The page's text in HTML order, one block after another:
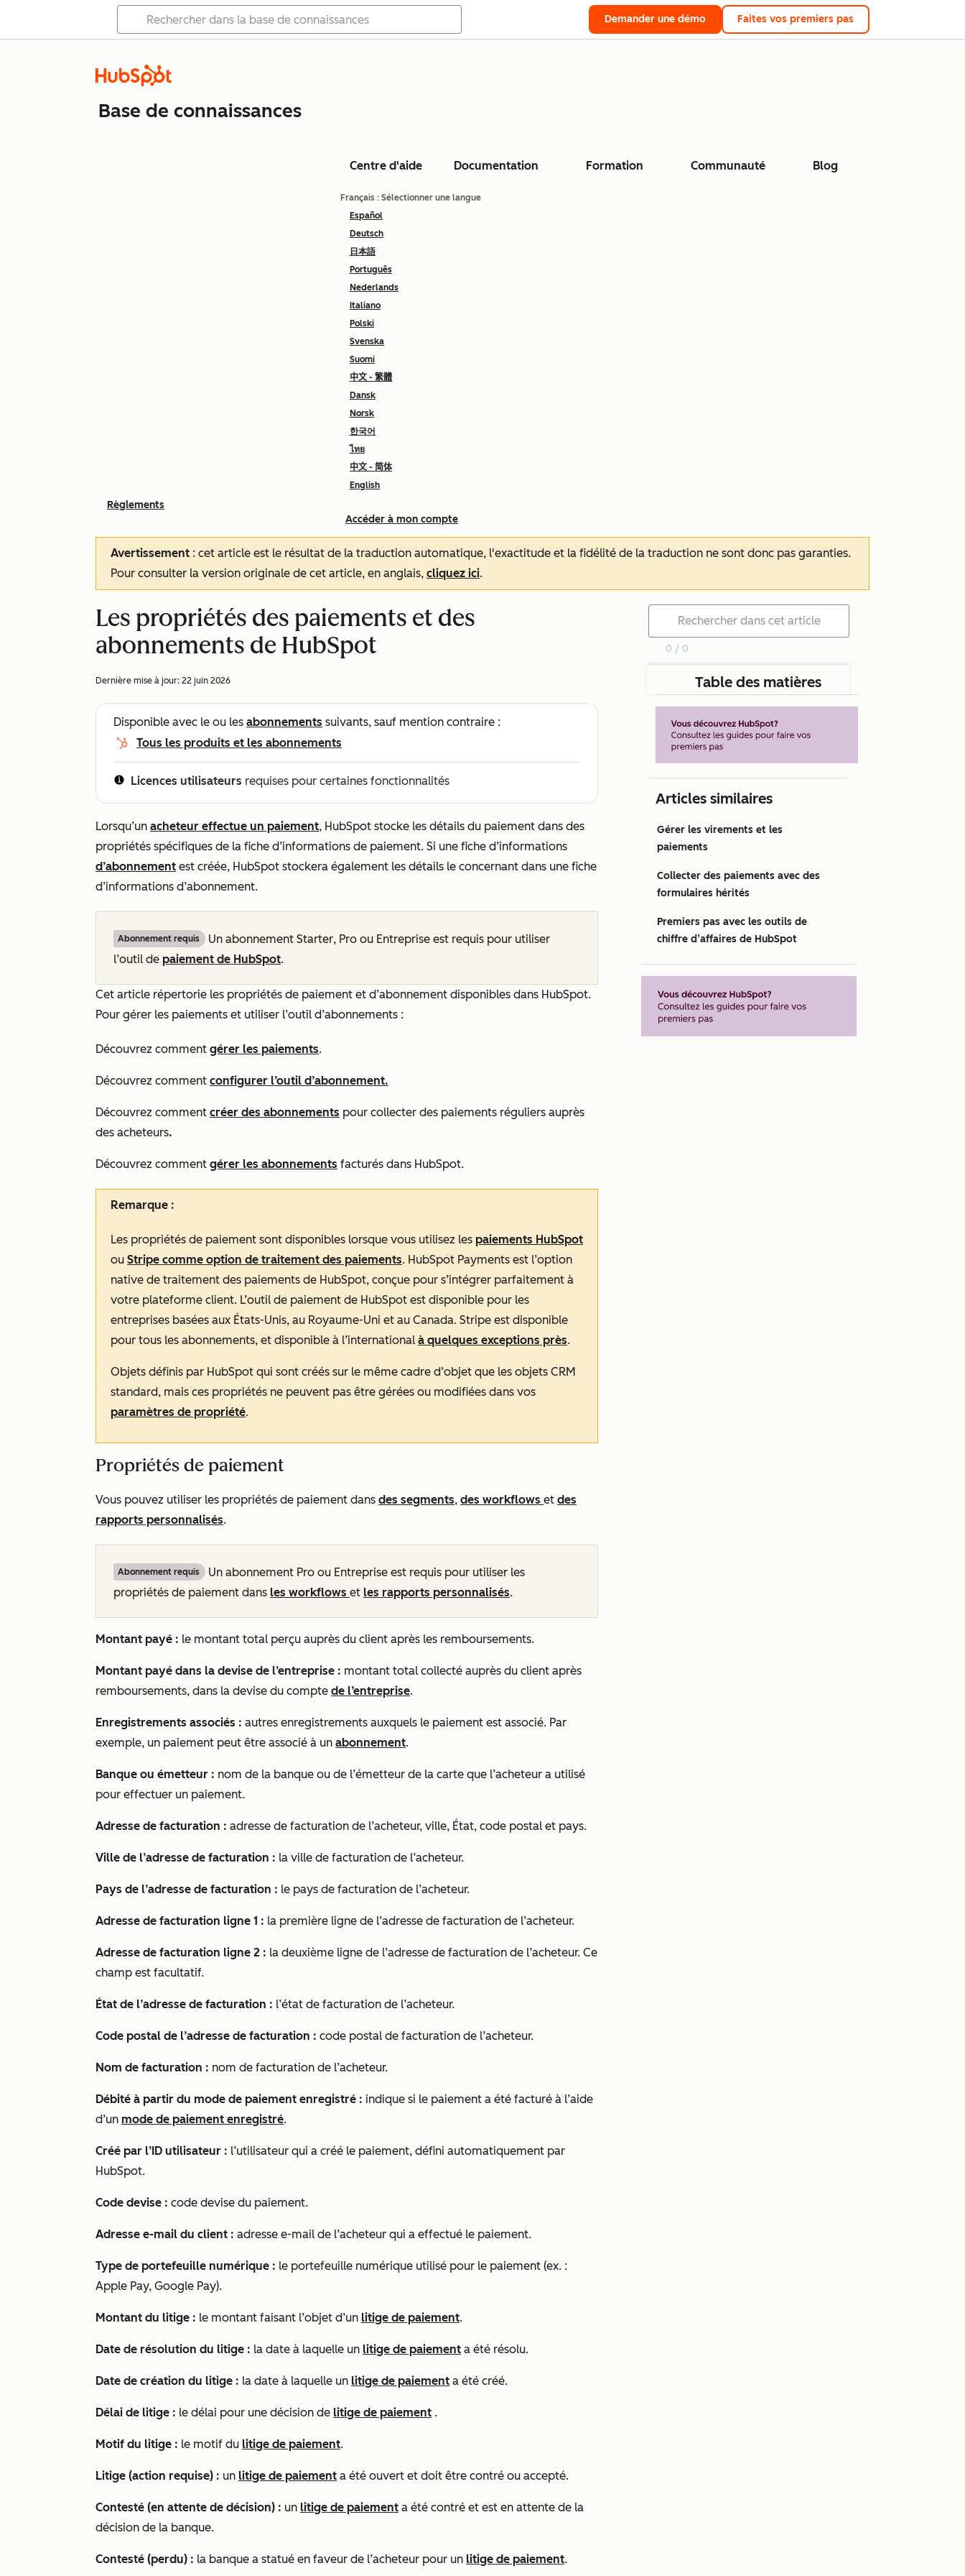
Demander une démo Faites vos premiers pas
Base de connaissances
Centre d'aide Documentation Formation Communauté Blog
Français : Sélectionner une langue
Español
Deutsch
日本語
Português
Nederlands
Italiano
Polski
Svenska
Suomi
中文 - 繁體
Dansk
Norsk
한국어
ไทย
中文 - 简体
English
Accéder à mon compte
Règlements
Avertissement : cet article est le résultat de la traduction automatique, l'exactitude et la fidélité de la traduction ne sont donc pas garanties.
Pour consulter la version originale de cet article, en anglais, cliquez ici.
Les propriétés des paiements et des
abonnements de HubSpot
Dernière mise à jour: 22 juin 2026
Disponible avec le ou les abonnements suivants, sauf mention contraire :
Tous les produits et les abonnements
Licences utilisateurs requises pour certaines fonctionnalités
Lorsqu’un acheteur effectue un paiement, HubSpot stocke les détails du paiement dans des
propriétés spécifiques de la fiche d’informations de paiement. Si une fiche d’informations
d’abonnement est créée, HubSpot stockera également les détails le concernant dans une fiche
d’informations d’abonnement.
Abonnement requis Un abonnement Starter, Pro ou Entreprise est requis pour utiliser
l’outil de paiement de HubSpot.
Cet article répertorie les propriétés de paiement et d’abonnement disponibles dans HubSpot.
Pour gérer les paiements et utiliser l’outil d’abonnements :
Découvrez comment gérer les paiements.
Découvrez comment configurer l’outil d’abonnement.
Découvrez comment créer des abonnements pour collecter des paiements réguliers auprès
des acheteurs.
Découvrez comment gérer les abonnements facturés dans HubSpot.
Remarque :
Les propriétés de paiement sont disponibles lorsque vous utilisez les paiements HubSpot
ou Stripe comme option de traitement des paiements. HubSpot Payments est l’option
native de traitement des paiements de HubSpot, conçue pour s’intégrer parfaitement à
votre plateforme client. L’outil de paiement de HubSpot est disponible pour les
entreprises basées aux États-Unis, au Royaume-Uni et au Canada. Stripe est disponible
pour tous les abonnements, et disponible à l’international à quelques exceptions près.
Objets définis par HubSpot qui sont créés sur le même cadre d’objet que les objets CRM
standard, mais ces propriétés ne peuvent pas être gérées ou modifiées dans vos
paramètres de propriété.
Propriétés de paiement
Vous pouvez utiliser les propriétés de paiement dans des segments, des workflows et des
rapports personnalisés.
Abonnement requis Un abonnement Pro ou Entreprise est requis pour utiliser les
propriétés de paiement dans les workflows et les rapports personnalisés.
Montant payé : le montant total perçu auprès du client après les remboursements.
Montant payé dans la devise de l’entreprise : montant total collecté auprès du client après
remboursements, dans la devise du compte de l’entreprise.
Enregistrements associés : autres enregistrements auxquels le paiement est associé. Par
exemple, un paiement peut être associé à un abonnement.
Banque ou émetteur : nom de la banque ou de l’émetteur de la carte que l’acheteur a utilisé
pour effectuer un paiement.
Adresse de facturation : adresse de facturation de l’acheteur, ville, État, code postal et pays.
Ville de l’adresse de facturation : la ville de facturation de l’acheteur.
Pays de l’adresse de facturation : le pays de facturation de l’acheteur.
Adresse de facturation ligne 1 : la première ligne de l’adresse de facturation de l’acheteur.
Adresse de facturation ligne 2 : la deuxième ligne de l’adresse de facturation de l’acheteur. Ce
champ est facultatif.
État de l’adresse de facturation : l’état de facturation de l’acheteur.
Code postal de l’adresse de facturation : code postal de facturation de l’acheteur.
Nom de facturation : nom de facturation de l’acheteur.
Débité à partir du mode de paiement enregistré : indique si le paiement a été facturé à l’aide
d’un mode de paiement enregistré.
Créé par l’ID utilisateur : l’utilisateur qui a créé le paiement, défini automatiquement par
HubSpot.
Code devise : code devise du paiement.
Adresse e-mail du client : adresse e-mail de l’acheteur qui a effectué le paiement.
Type de portefeuille numérique : le portefeuille numérique utilisé pour le paiement (ex. :
Apple Pay, Google Pay).
Montant du litige : le montant faisant l’objet d’un litige de paiement.
Date de résolution du litige : la date à laquelle un litige de paiement a été résolu.
Date de création du litige : la date à laquelle un litige de paiement a été créé.
Délai de litige : le délai pour une décision de litige de paiement .
Motif du litige : le motif du litige de paiement.
Litige (action requise) : un litige de paiement a été ouvert et doit être contré ou accepté.
Contesté (en attente de décision) : un litige de paiement a été contré et est en attente de la
décision de la banque.
Contesté (perdu) : la banque a statué en faveur de l’acheteur pour un litige de paiement.
0 / 0
Table des matières
Articles similaires
Gérer les virements et les
paiements
Collecter des paiements avec des
formulaires hérités
Premiers pas avec les outils de
chiffre d’affaires de HubSpot